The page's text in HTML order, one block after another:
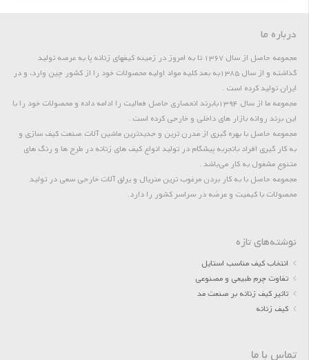
درباره ما
مجموعه حاصل از سال 1367 تا به امروز در زمینه کیفهای زنانه پا به عرصه تولید
گذاشته و از سال 1385به بعد کلیه مواد اولیه محصولات خود را از کشور چین وارد، و در
ایران تولید کرده است .
مجموعه ما از سال 1394بابرند انحصاری حاصل فعالیت را ادامه داده و محصولات خود را با
این برند روانه بازار های داخلی و خارجی کرده است .
مجموعه حاصل با بهره گیری از مدرن ترین و جدیدترین ماشین آلات صنعت کیف سازی و
به کار گیری افراد باتجربه پیشگام در تولید انواع کیف های زنانه در طرح ها و رنگ های
متنوع مشغول به کار می‌باشد .
مجموعه حاصل با به کار بردن مرغوب ترین متریال و یراق آلات خارجی سعی در تولید
محصولات با کیفیت و عرضه در سراسر کشور را دارد.
نوشته‌های تازه
انتخاب کیف مناسب استایل
تفاوت چرم طبیعی و مصنوعی
تاثیر کیف زنانه بر صنعت مد
کیف زنانه
تماس با ما